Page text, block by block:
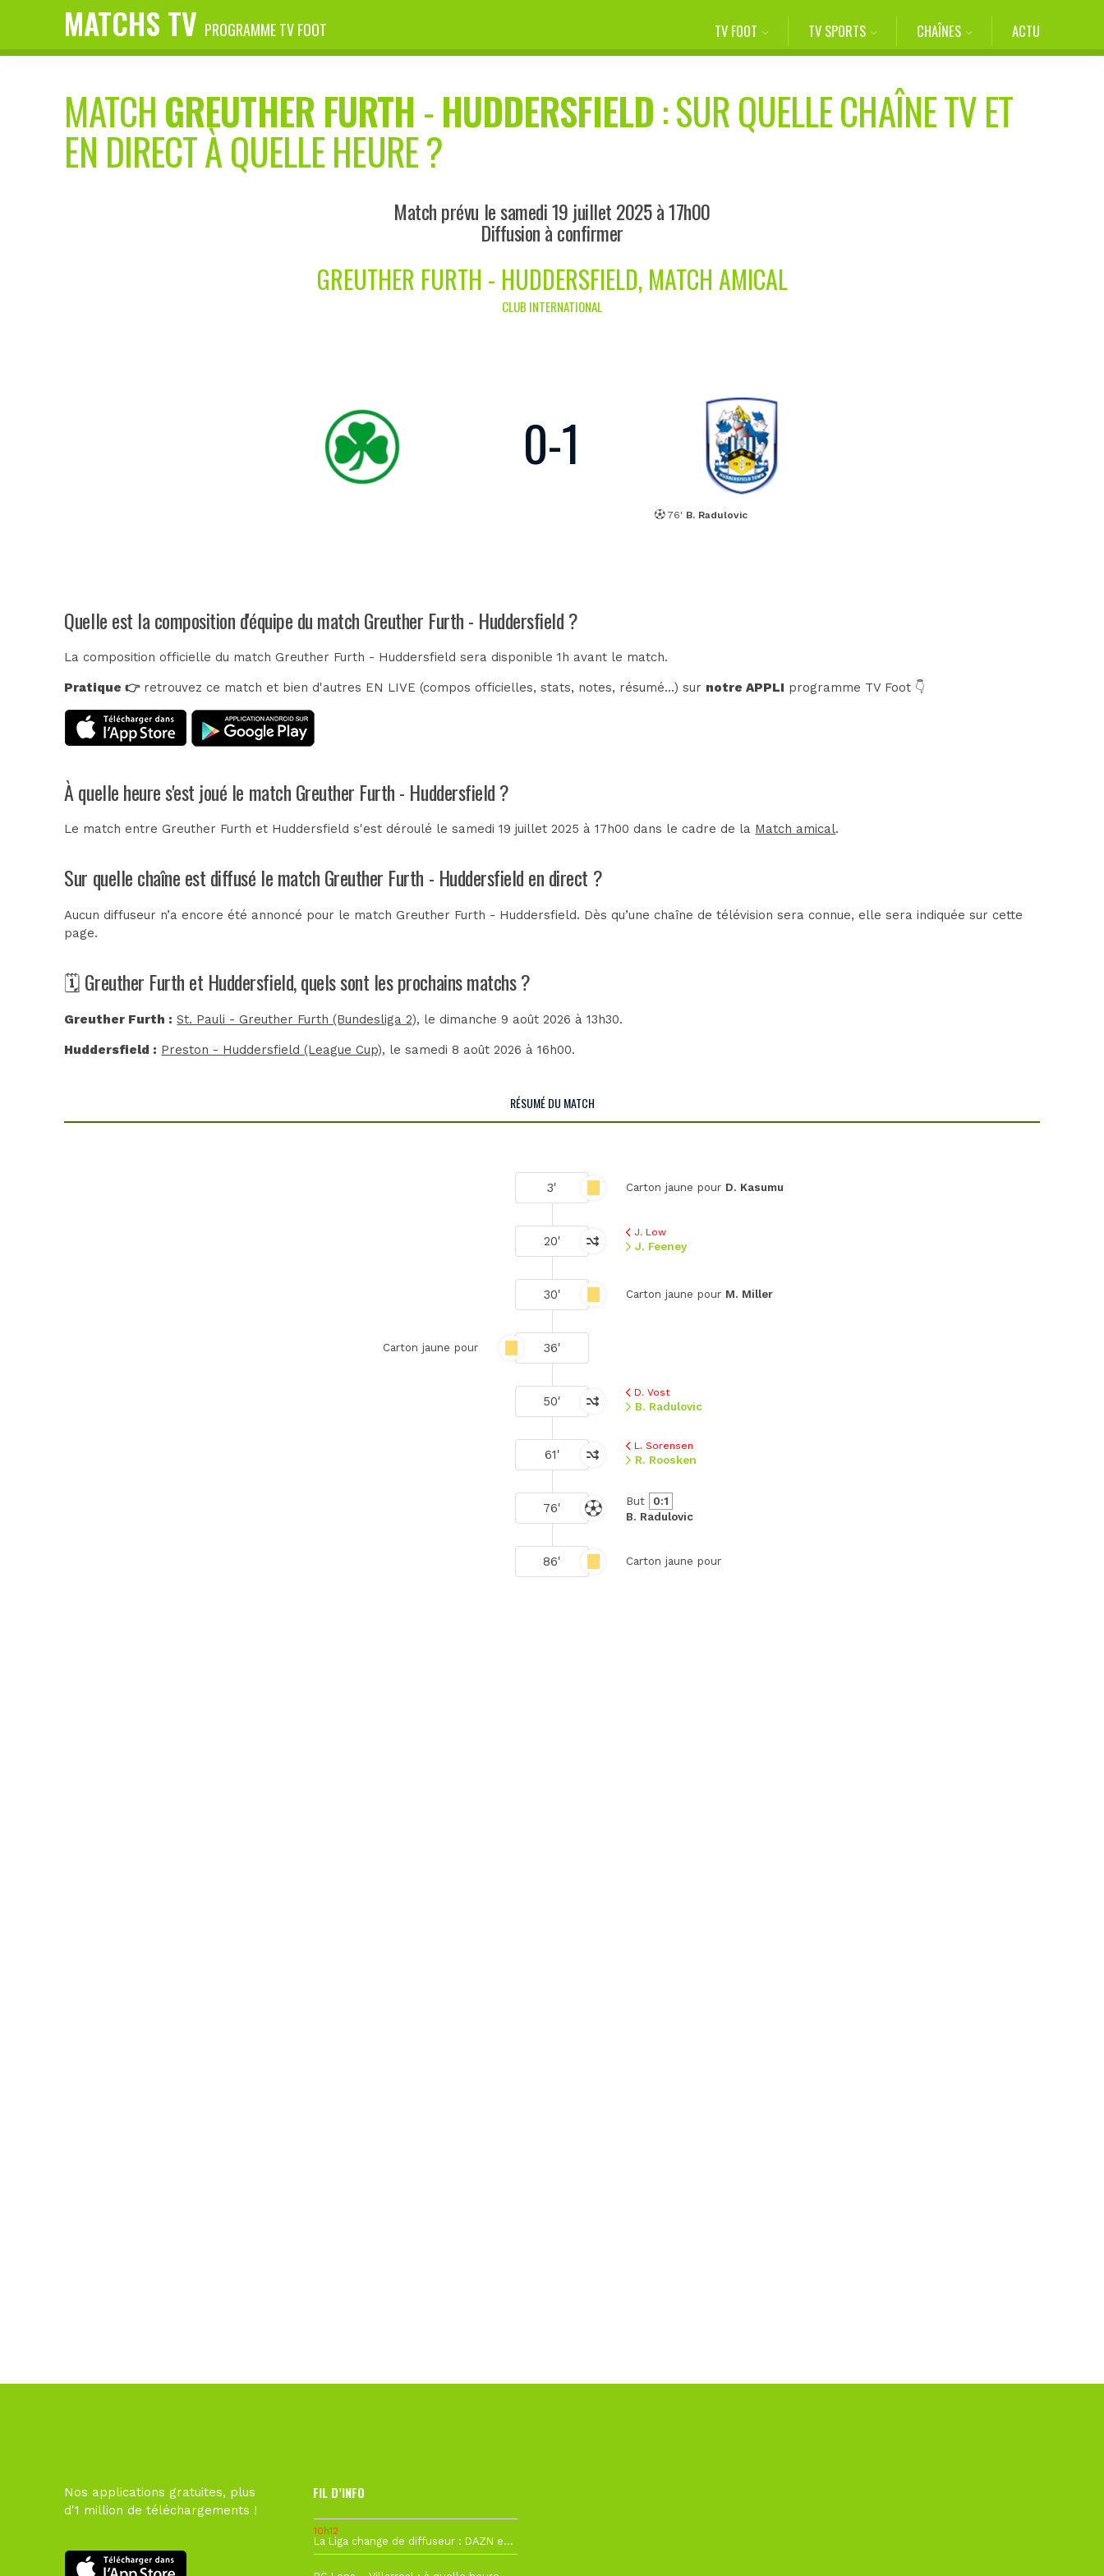
MATCHS TV PROGRAMME TV FOOT TV FOOT TV SPORTS CHAÎNES ACTU
MATCHGREUTHER FURTH -HUDDERSFIELD: SUR QUELLE CHAÎNE TV ET
EN DIRECT À QUELLE HEURE ?
Match prévu le samedi 19 juillet 2025 à 17h00
Diffusion à confirmer
GREUTHER FURTH - HUDDERSFIELD, MATCH AMICAL
CLUB INTERNATIONAL
0-1
76' B. Radulovic
Quelle est la composition d'équipe du match Greuther Furth - Huddersfield ?
La composition officielle du match Greuther Furth - Huddersfield sera disponible 1h avant le match.
Pratique 👉retrouvez ce match et bien d'autres EN LIVE (compos officielles, stats, notes, résumé...) sur notre APPLI programme TV Foot 👇
À quelle heure s'est joué le match Greuther Furth - Huddersfield ?
Le match entre Greuther Furth et Huddersfield s'est déroulé le samedi 19 juillet 2025 à 17h00 dans le cadre de la Match amical.
Sur quelle chaîne est diffusé le match Greuther Furth - Huddersfield en direct ?
Aucun diffuseur n’a encore été annoncé pour le match Greuther Furth - Huddersfield. Dès qu’une chaîne de télévision sera connue, elle sera indiquée sur cette
page.
🗓️ Greuther Furth et Huddersfield, quels sont les prochains matchs ?
Greuther Furth : St. Pauli - Greuther Furth (Bundesliga 2), le dimanche 9 août 2026 à 13h30.
Huddersfield : Preston - Huddersfield (League Cup), le samedi 8 août 2026 à 16h00.
RÉSUMÉ DU MATCH
3' Carton jaune pour D. Kasumu
20'
J. Low
J. Feeney
30' Carton jaune pour M. Miller
36'
Carton jaune pour
50'
D. Vost
B. Radulovic
61'
L. Sorensen
R. Roosken
76' But
0:1
B. Radulovic
86' Carton jaune pour
Nos applications gratuites, plus
d'1 million de téléchargements !
FIL D’INFO
10h12
La Liga change de diffuseur : DAZN et Disney+ remplacent beIN Sports !